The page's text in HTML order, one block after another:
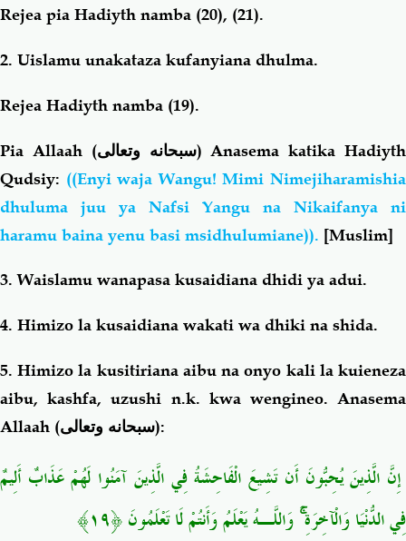
Rejea pia Hadiyth namba (20), (21).
2. Uislamu unakataza kufanyiana dhulma.
Rejea Hadiyth namba (19).
Pia Allaah (سبحانه وتعالى) Anasema katika Hadiyth
Qudsiy: ((Enyi waja Wangu! Mimi Nimejiharamishia
dhuluma juu ya Nafsi Yangu na Nikaifanya ni
haramu baina yenu basi msidhulumiane)). [Muslim]
3. Waislamu wanapasa kusaidiana dhidi ya adui.
4. Himizo la kusaidiana wakati wa dhiki na shida.
5. Himizo la kusitiriana aibu na onyo kali la kuieneza
aibu, kashfa, uzushi n.k. kwa wengineo. Anasema
Allaah (سبحانه وتعالى):
إِنَّ الَّذِينَ يُحِبُّونَ أَن تَشِيعَ الْفَاحِشَةُ فِي الَّذِينَ آمَنُوا لَهُمْ عَذَابٌ أَلِيمٌ
فِي الدُّنْيَا وَالْآخِرَةِ ۚ وَاللَّـهُ يَعْلَمُ وَأَنتُمْ لَا تَعْلَمُونَ ﴿١٩﴾